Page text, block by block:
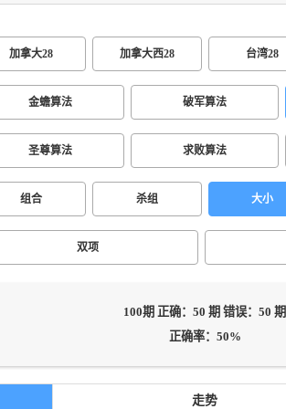
加拿大28 加拿大西28 台湾28
金蟾算法 破军算法
圣尊算法 求败算法
组合 杀组 大小
双项
100期 正确：50 期 错误：50 期
正确率：50%
走势